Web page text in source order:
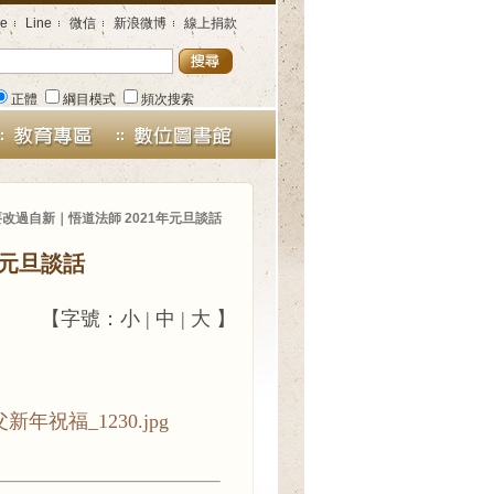
Line 微信 新浪微博 線上捐款
正體 綱目模式 頻次搜索
過自新｜悟道法師 2021年元旦談話
旦談話
【字號： 小 | 中 | 大 】